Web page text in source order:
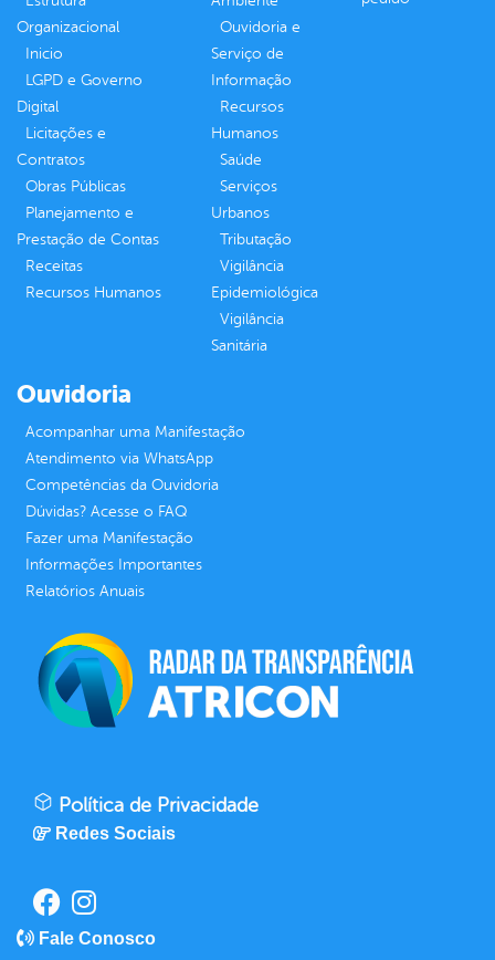
Organizacional
Inicio
LGPD e Governo
Digital
Licitações e
Contratos
Obras Públicas
Planejamento e
Prestação de Contas
Receitas
Recursos Humanos
Ouvidoria e
Serviço de
Informação
Recursos
Humanos
Saúde
Serviços
Urbanos
Tributação
Vigilância
Epidemiológica
Vigilância
Sanitária
Ouvidoria
Acompanhar uma Manifestação
Atendimento via WhatsApp
Competências da Ouvidoria
Dúvidas? Acesse o FAQ
Fazer uma Manifestação
Informações Importantes
Relatórios Anuais
Política de Privacidade
Redes Sociais
Fale Conosco